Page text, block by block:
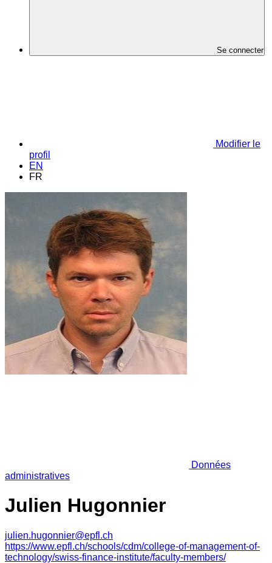
Se connecter
Modifier le
profil
EN
FR
Données
administratives
Julien Hugonnier
julien.hugonnier@epfl.ch
https://www.epfl.ch/schools/cdm/college-of-management-of-
technology/swiss-finance-institute/faculty-members/